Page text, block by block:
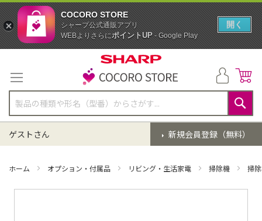
テ
ン
ツ
に
ス
キ
ッ
検
索
新規会員登録（無料）
ゲストさん
ホーム オプション・付属品 リビング・生活家電 掃除機 掃
COCORO STORE
シャープ公式通販アプリ
WEBよりさらにポイントUP- Google Play
開く